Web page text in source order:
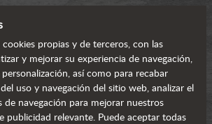
propias y de terceros, con las
y mejorar su experiencia de navegación,
así como para recabar
uso y navegación del sitio web, analizar el
navegación para mejorar nuestros
publicidad relevante. Puede aceptar todas